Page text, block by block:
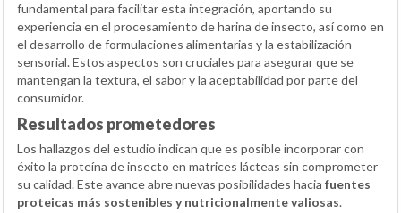
fundamental para facilitar esta integración, aportando su
experiencia en el procesamiento de harina de insecto, así como en
el desarrollo de formulaciones alimentarias y la estabilización
sensorial. Estos aspectos son cruciales para asegurar que se
mantengan la textura, el sabor y la aceptabilidad por parte del
consumidor.
Resultados prometedores
Los hallazgos del estudio indican que es posible incorporar con
éxito la proteína de insecto en matrices lácteas sin comprometer
su calidad. Este avance abre nuevas posibilidades hacia fuentes
proteicas más sostenibles y nutricionalmente valiosas.